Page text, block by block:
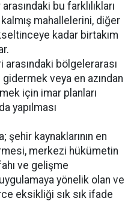
bu farklılıkları
mahallelerini, diğer
kadar birtakım
bölgelerarası
veya en azından
için imar planları
yapılması
şehir kaynaklarının en
merkezi hükümetin
ve gelişme
yönelik olan ve
eksikliği sık sık ifade